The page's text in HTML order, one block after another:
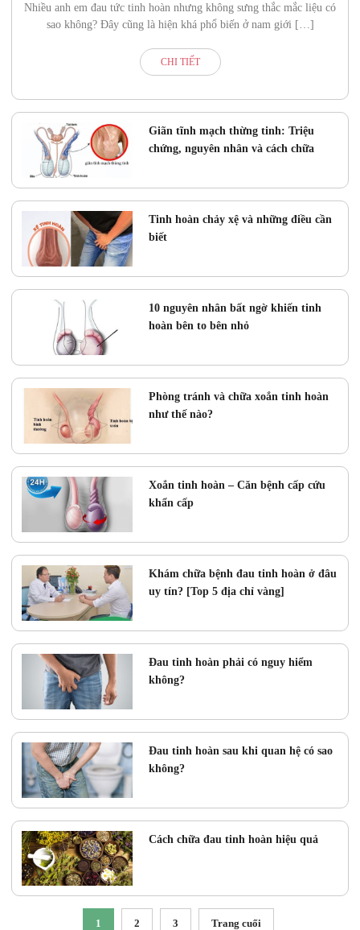
Nhiều anh em đau tức tinh hoàn nhưng không sưng thắc mắc liệu có
sao không? Đây cũng là hiện khá phổ biến ở nam giới […]
CHI TIẾT
Giãn tĩnh mạch thừng tinh: Triệu
chứng, nguyên nhân và cách chữa
Tinh hoàn chảy xệ và những điều cần
biết
10 nguyên nhân bất ngờ khiến tinh
hoàn bên to bên nhỏ
Phòng tránh và chữa xoắn tinh hoàn
như thế nào?
Xoắn tinh hoàn – Căn bệnh cấp cứu
khẩn cấp
Khám chữa bệnh đau tinh hoàn ở đâu
uy tín? [Top 5 địa chỉ vàng]
Đau tinh hoàn phải có nguy hiểm
không?
Đau tinh hoàn sau khi quan hệ có sao
không?
Cách chữa đau tinh hoàn hiệu quả
1 2 3 Trang cuối